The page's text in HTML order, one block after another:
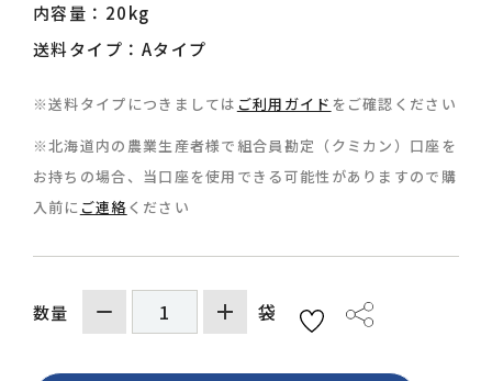
新規会員登録
0157-36-0429
内容量：20kg
送料タイプ：Aタイプ
※送料タイプにつきましては ご利用ガイド をご確認ください
※北海道内の農業生産者様で組合員勘定（クミカン）口座を
お持ちの場合、当口座を使用できる可能性がありますので購
入前に ご連絡ください
数量 袋